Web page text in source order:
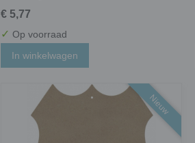
€ 5,77
✓ Op voorraad
In winkelwagen
Nieuw